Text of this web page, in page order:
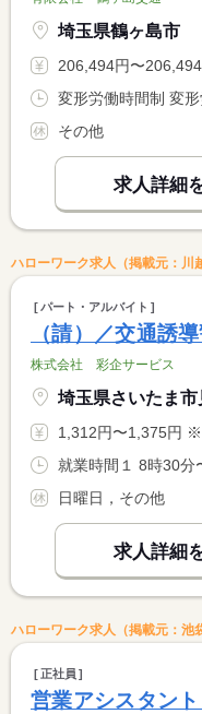
埼玉県鶴ヶ島市
206,494円〜206,494円 ※フルタイム求人の
その他
求人詳細
ハローワーク求人（掲載元：川
パート・アルバイト
（請）／交通誘
株式会社 彩企サービス
1,312円〜1,375円 ※フルタイム求人の場
日曜日，その他
求人詳細
ハローワーク求人（掲載元：池
正社員
営業アシスタン